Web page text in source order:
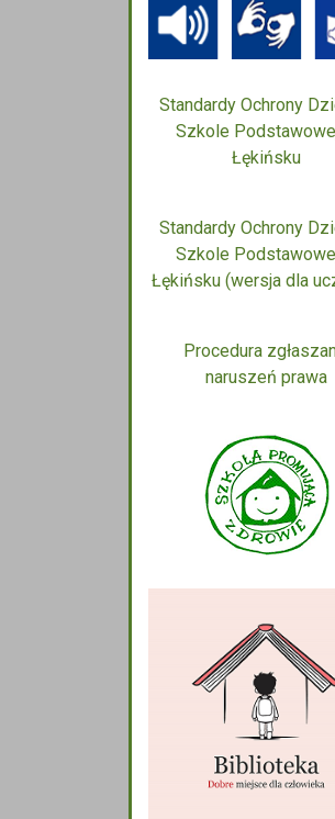
Standardy Ochrony
Szkole
Łękińsku
Standardy Ochrony
Szkole
Łękińsku (wersja dla
Procedura
naruszeń prawa